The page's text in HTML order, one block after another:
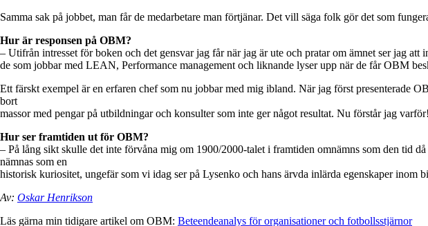
Samma sak på jobbet, man får de medarbetare man förtjänar. Det vill säga folk gör det som
Hur är responsen på OBM?
– Utifrån intresset för boken och det gensvar jag får när jag är ute och pratar om ämnet ser jag
de som jobbar med LEAN, Performance management och liknande lyser upp när de får OBM
Ett färskt exempel är en erfaren chef som nu jobbar med mig ibland. När jag först presenterade
bort
massor med pengar på utbildningar och konsulter som inte ger något resultat. Nu förstår jag
Hur ser framtiden ut för OBM?
– På lång sikt skulle det inte förvåna mig om 1900/2000-talet i framtiden omnämns som den tid
nämnas som en
historisk kuriositet, ungefär som vi idag ser på Lysenko och hans ärvda inlärda egenskaper inom
Av: Oskar Henrikson
Läs gärna min tidigare artikel om OBM: Beteendeanalys för organisationer och fotbollsstjärnor